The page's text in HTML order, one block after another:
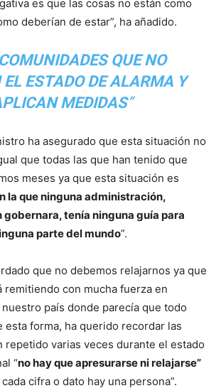
es que las cosas no están como
deberían de estar”, ha añadido.
QUE NO
EL ESTADO DE ALARMA Y
MEDIDAS”
ha asegurado que esta situación no
que todas las que han tenido que
meses ya que esta situación es
la que ninguna administración,
gobernara, tenía ninguna guía para
parte del mundo”.
que no debemos relajarnos ya que
remitiendo con mucha fuerza en
país donde parecía que todo
esta forma, ha querido recordar las
repetido varias veces durante el estado
“no hay que apresurarse ni relajarse”
cifra o dato hay una persona”.